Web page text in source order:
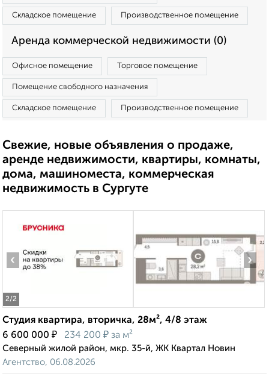
Складское помещение Производственное помещение
Аренда коммерческой недвижимости (0)
Офисное помещение Торговое помещение
Помещение свободного назначения
Складское помещение Производственное помещение
Свежие, новые объявления о продаже,
аренде недвижимости, квартиры, комнаты,
дома, машиноместа, коммерческая
недвижимость в Сургуте
2/2
‹ ›
Студия квартира, вторичка, 28м², 4/8 этаж
6 600 000 ₽ 234 200 ₽ за м²
Северный жилой район, мкр. 35-й, ЖК Квартал Новин
Агентство, 06.08.2026